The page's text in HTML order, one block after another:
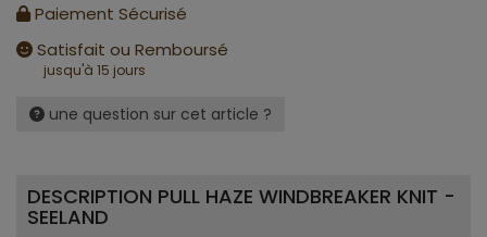
Paiement Sécurisé
Satisfait ou Remboursé
jusqu'à 15 jours
une question sur cet article ?
DESCRIPTION PULL HAZE WINDBREAKER KNIT -
SEELAND